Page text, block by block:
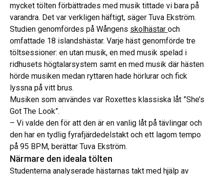
mycket tölten förbättrades med musik tittade vi bara på
varandra. Det var verkligen häftigt, säger Tuva Ekström.
Studien genomfördes på Wångens skolhästar och
omfattade 18 islandshästar. Varje häst genomförde tre
töltsessioner: en utan musik, en med musik spelad i
ridhusets högtalarsystem samt en med musik där hästen
hörde musiken medan ryttaren hade hörlurar och fick
lyssna på vitt brus.
Musiken som användes var Roxettes klassiska låt ”She’s
Got The Look”.
– Vi valde den för att den är en vanlig låt på tävlingar och
den har en tydlig fyrafjärdedelstakt och ett lagom tempo
på 95 BPM, berättar Tuva Ekström.
Närmare den ideala tölten
Studenterna analyserade hästarnas takt med hjälp av